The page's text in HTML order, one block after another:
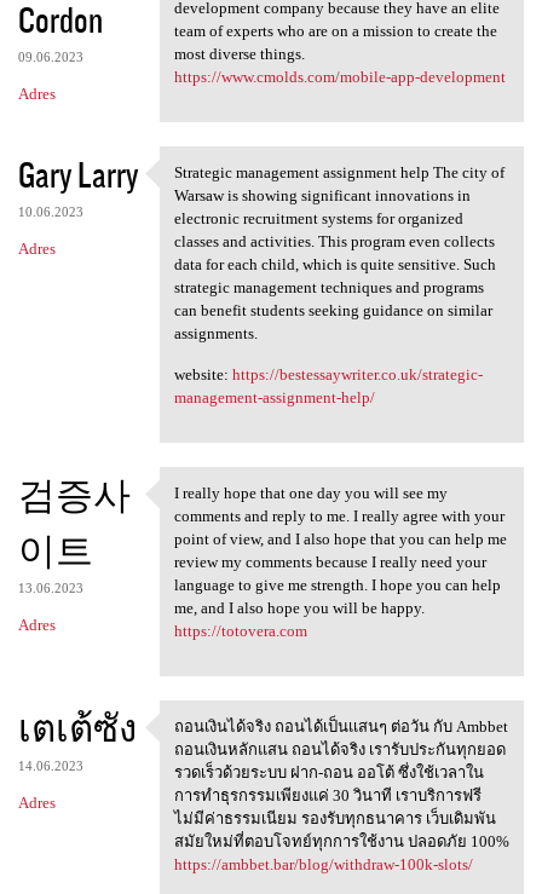
Cordon
09.06.2023
Adres
development company because they have an elite
team of experts who are on a mission to create the
most diverse things.
https://www.cmolds.com/mobile-app-development
Gary Larry
10.06.2023
Adres
Strategic management
Strategic management assignment help The city of
Warsaw is showing significant innovations in
electronic recruitment systems for organized
classes and activities. This program even collects
data for each child, which is quite sensitive. Such
strategic management techniques and programs
can benefit students seeking guidance on similar
assignments.
website: https://bestessaywriter.co.uk/strategic-
management-assignment-help/
검증사
이트
13.06.2023
Adres
I really hope that one day
I really hope that one day you will see my
comments and reply to me. I really agree with your
point of view, and I also hope that you can help me
review my comments because I really need your
language to give me strength. I hope you can help
me, and I also hope you will be happy.
https://totovera.com
เตเต้ซัง
14.06.2023
Adres
ถอนเงินได้จริง
ถอนเงินได้จริง ถอนได้เป็นเเสนๆ ต่อวัน กับ Ambbet
ถอนเงินหลักแสน ถอนได้จริง เรารับประกันทุกยอด
รวดเร็วด้วยระบบ ฝาก-ถอน ออโต้ ซึ่งใช้เวลาใน
การทำธุรกรรมเพียงแค่ 30 วินาที เราบริการฟรี
ไม่มีค่าธรรมเนียม รองรับทุกธนาคาร เว็บเดิมพัน
สมัยใหม่ที่ตอบโจทย์ทุกการใช้งาน ปลอดภัย 100%
https://ambbet.bar/blog/withdraw-100k-slots/